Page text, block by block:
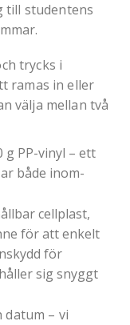
till studentens
trycks i
ramas in eller
välja mellan två
g PP-vinyl – ett
både inom-
cellplast,
för att enkelt
för
sig snyggt
datum – vi